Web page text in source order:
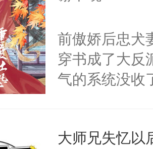
前傲娇后忠犬
穿书成了大反
气的系统没收
用见人，因为
大师兄失忆以